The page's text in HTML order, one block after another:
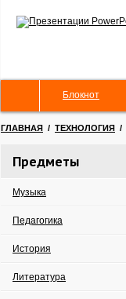
Блокнот
ГЛАВНАЯ / ТЕХНОЛОГИЯ /
Предметы
Музыка
Педагогика
История
Литература